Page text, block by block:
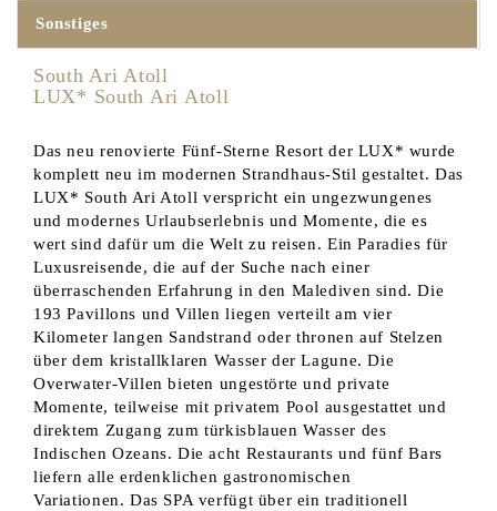
Sonstiges
South Ari Atoll
LUX* South Ari Atoll
Das neu renovierte Fünf-Sterne Resort der LUX* wurde
komplett neu im modernen Strandhaus-Stil gestaltet. Das
LUX* South Ari Atoll verspricht ein ungezwungenes
und modernes Urlaubserlebnis und Momente, die es
wert sind dafür um die Welt zu reisen. Ein Paradies für
Luxusreisende, die auf der Suche nach einer
überraschenden Erfahrung in den Malediven sind. Die
193 Pavillons und Villen liegen verteilt am vier
Kilometer langen Sandstrand oder thronen auf Stelzen
über dem kristallklaren Wasser der Lagune. Die
Overwater-Villen bieten ungestörte und private
Momente, teilweise mit privatem Pool ausgestattet und
direktem Zugang zum türkisblauen Wasser des
Indischen Ozeans. Die acht Restaurants und fünf Bars
liefern alle erdenklichen gastronomischen
Variationen. Das SPA verfügt über ein traditionell